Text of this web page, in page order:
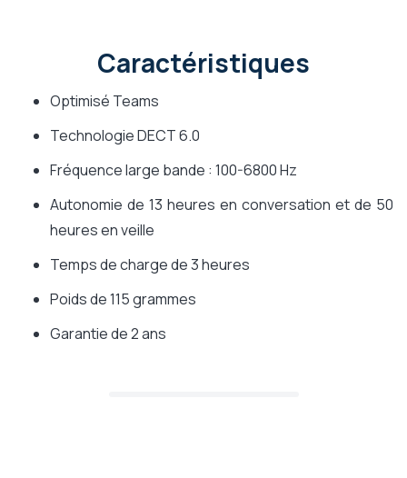
Caractéristiques
Optimisé Teams
Technologie DECT 6.0
Fréquence large bande : 100-6800 Hz
Autonomie de 13 heures en conversation et de 50
heures en veille
Temps de charge de 3 heures
Poids de 115 grammes
Garantie de 2 ans